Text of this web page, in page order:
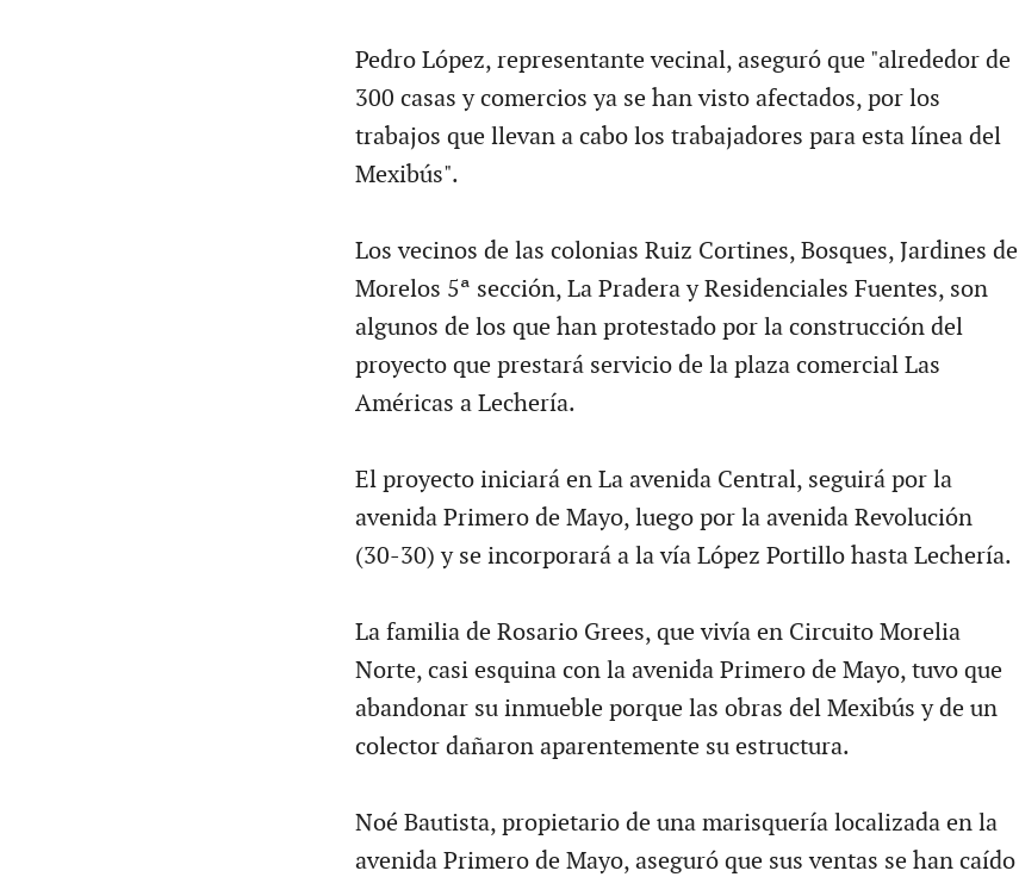
Pedro López, representante vecinal, aseguró que "alrededor de
300 casas y comercios ya se han visto afectados, por los
trabajos que llevan a cabo los trabajadores para esta línea del
Mexibús".
Los vecinos de las colonias Ruiz Cortines, Bosques, Jardines de
Morelos 5ª sección, La Pradera y Residenciales Fuentes, son
algunos de los que han protestado por la construcción del
proyecto que prestará servicio de la plaza comercial Las
Américas a Lechería.
El proyecto iniciará en La avenida Central, seguirá por la
avenida Primero de Mayo, luego por la avenida Revolución
(30-30) y se incorporará a la vía López Portillo hasta Lechería.
La familia de Rosario Grees, que vivía en Circuito Morelia
Norte, casi esquina con la avenida Primero de Mayo, tuvo que
abandonar su inmueble porque las obras del Mexibús y de un
colector dañaron aparentemente su estructura.
Noé Bautista, propietario de una marisquería localizada en la
avenida Primero de Mayo, aseguró que sus ventas se han caído